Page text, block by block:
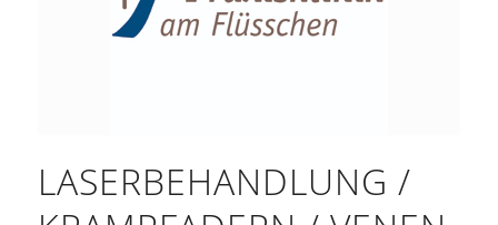
LASERBEHANDLUNG /